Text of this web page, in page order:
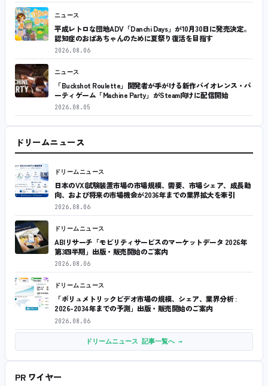
ニュース
平成レトロな団地ADV「Danchi Days」が10月30日に発売決定。
認知症のおばあちゃんのために夏祭り復活を目指す
2026.08.06
ニュース
「Buckshot Roulette」開発者が手がける新作バイオレンス・パ
ーティゲーム「Machine Party」がSteam向けに配信開始
2026.08.05
ドリームニュース
ドリームニュース
日本のVXI試験装置市場の市場規模、需要、市場シェア、成長動
向、および将来の市場機会が2036年までの業界拡大を牽引
2026.08.06
ドリームニュース
ABIリサーチ「モビリティサービスのマーケットデータ 2026年
第3四半期」出版・販売開始のご案内
2026.08.06
ドリームニュース
「ボリュメトリックビデオ市場の規模、シェア、業界分析 :
2026-2034年までの予測」出版・販売開始のご案内
2026.08.06
ドリームニュース 記事一覧へ →
PR ワイヤー